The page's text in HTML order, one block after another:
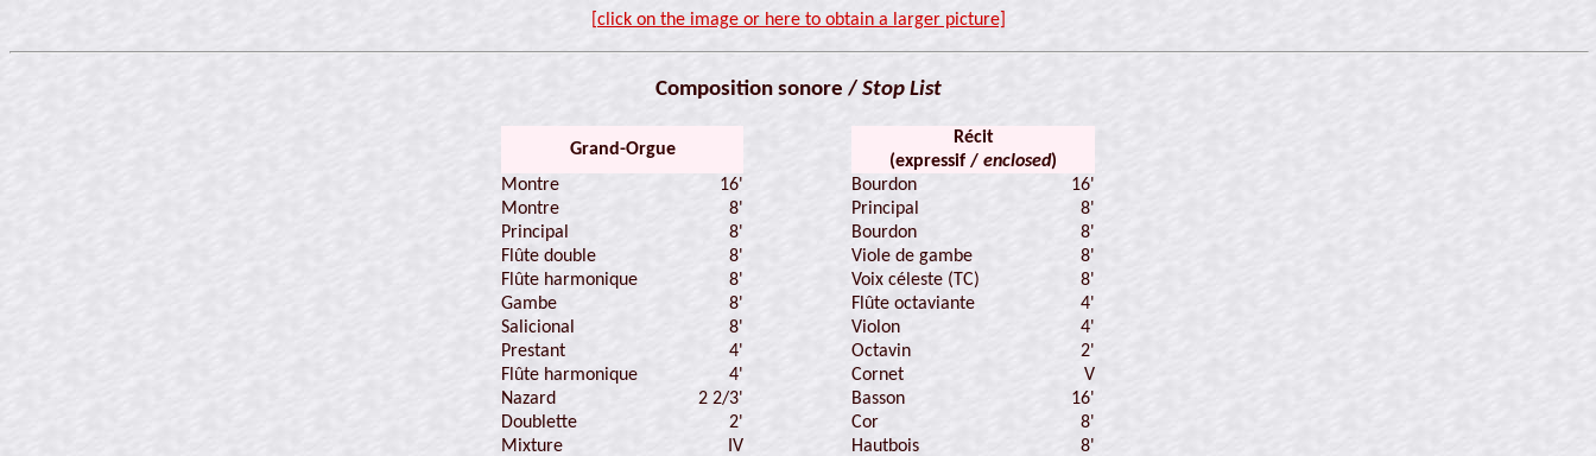
[click on the image or here to obtain a larger picture]
Composition sonore / Stop List
Grand-Orgue
Récit
(expressif / enclosed)
Montre
16' Bourdon
16'
Montre
8' Principal
8'
Principal
8' Bourdon
8'
Flûte double
8' Viole de gambe
8'
Flûte harmonique
8' Voix céleste (TC)
8'
Gambe
8' Flûte octaviante
4'
Salicional
8' Violon
4'
Prestant
4' Octavin
2'
Flûte harmonique
4' Cornet
V
Nazard
2 2/3' Basson
16'
Doublette
2' Cor
8'
Mixture
IV Hautbois 8'